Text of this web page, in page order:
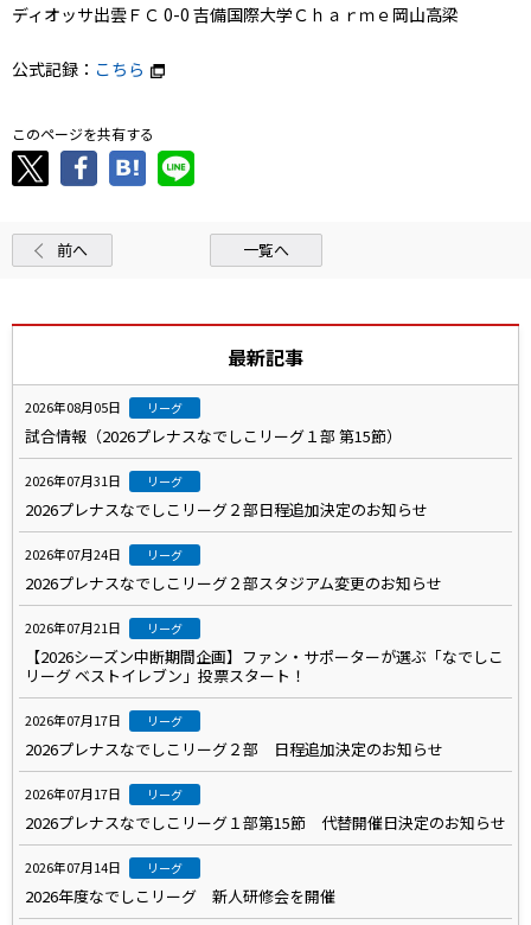
ディオッサ出雲ＦＣ 0-0 吉備国際大学Ｃｈａｒｍｅ岡山高梁
公式記録： こちら
このページを共有する
前へ 一覧へ
最新記事
2026年08月05日 リーグ
試合情報（2026プレナスなでしこリーグ１部 第15節）
2026年07月31日 リーグ
2026プレナスなでしこリーグ２部日程追加決定のお知らせ
2026年07月24日 リーグ
2026プレナスなでしこリーグ２部スタジアム変更のお知らせ
2026年07月21日 リーグ
【2026シーズン中断期間企画】ファン・サポーターが選ぶ「なでしこ
リーグ ベストイレブン」投票スタート！
2026年07月17日 リーグ
2026プレナスなでしこリーグ２部 日程追加決定のお知らせ
2026年07月17日 リーグ
2026プレナスなでしこリーグ１部第15節 代替開催日決定のお知らせ
2026年07月14日 リーグ
2026年度なでしこリーグ 新人研修会を開催